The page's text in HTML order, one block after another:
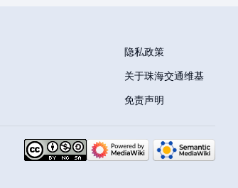
隐私政策
关于珠海交通维基
免责声明